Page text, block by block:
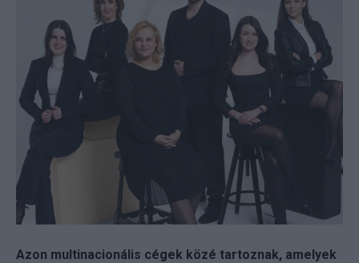
Azon multinacionális cégek közé tartoznak, amelyek